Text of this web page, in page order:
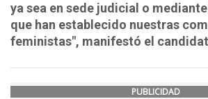
ya sea en sede judicial o
que han establecido nuestras
feministas", manifestó el
PUBLICIDAD